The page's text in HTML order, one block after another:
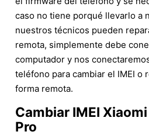
caso no tiene porqué llevarlo a
nuestros técnicos pueden
remota, simplemente debe
computador y nos
teléfono para cambiar el IMEI o
forma remota.
Cambiar IMEI
Pro